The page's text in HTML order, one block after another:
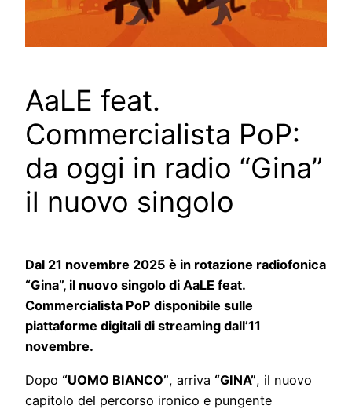
AaLE feat.
Commercialista PoP:
da oggi in radio “Gina”
il nuovo singolo
Dal 21 novembre 2025 è in rotazione radiofonica
“Gina”, il nuovo singolo di AaLE feat.
Commercialista PoP disponibile sulle
piattaforme digitali di streaming dall’11
novembre.
Dopo “UOMO BIANCO”, arriva “GINA”, il nuovo
capitolo del percorso ironico e pungente